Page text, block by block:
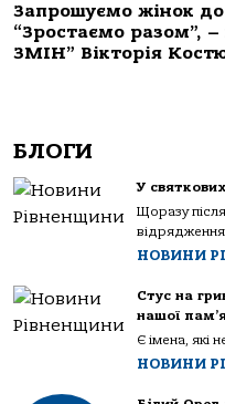
Запрошуємо жінок до
“Зростаємо разом”, –
ЗМІН” Вікторія
БЛОГИ
У
Щоразу
відрядження
НОВИНИ
Стус на
нашої
Є імена, які
НОВИНИ